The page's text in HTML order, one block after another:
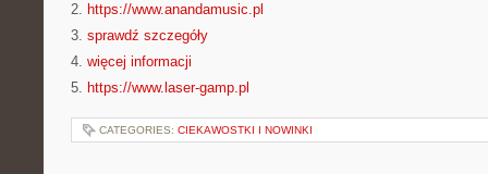
2. https://www.anandamusic.pl
3. sprawdź szczegóły
4. więcej informacji
5. https://www.laser-gamp.pl
CATEGORIES: CIEKAWOSTKI I NOWINKI